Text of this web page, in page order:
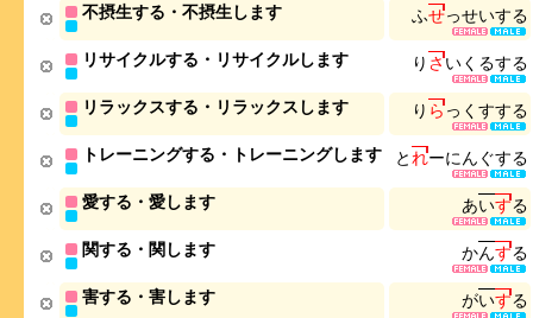
不摂生する・不摂生します ふせっせいする
リサイクルする・リサイクルします り さいく るする
リラックスする・リラックスします り らっ く すする
トレーニングする・トレーニングします とれーに ん ぐする
愛する・愛します あいする
関する・関します かんする
害する・害します がいする